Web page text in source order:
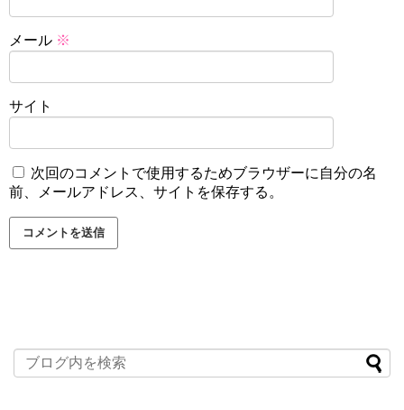
メール ※
サイト
次回のコメントで使用するためブラウザーに自分の名
前、メールアドレス、サイトを保存する。